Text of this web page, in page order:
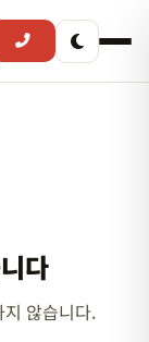
다
않습니다.